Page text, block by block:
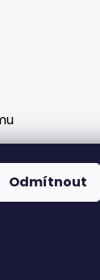
Odmítnout
a